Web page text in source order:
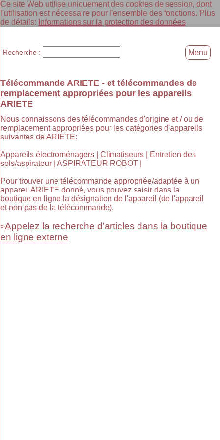
Ce site Web utilise uniquement des cookies de session, dont
l'utilisation est nécessaire pour l'ensemble des fonctions. Plus
de détails: Informations sur la protection des données
Télécommande ARIETE - et télécommandes de
remplacement appropriées pour les appareils
ARIETE
Nous connaissons des télécommandes d'origine et / ou de
remplacement appropriées pour les catégories d'appareils
suivantes de ARIETE:
Appareils électroménagers | Climatiseurs | Entretien des
sols/aspirateur | ASPIRATEUR ROBOT |
Pour trouver une télécommande appropriée/adaptée à un
appareil ARIETE donné, vous pouvez saisir dans la
boutique en ligne la désignation de l'appareil (de l'appareil
et non pas de la télécommande).
>Appelez la recherche d'articles dans la boutique
en ligne externe
Recherche : Menu